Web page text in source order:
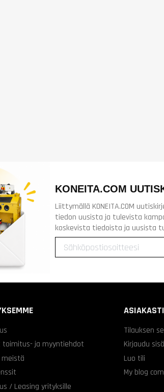
KONEITA.COM
Liittymällä KONEITA.COM
tiedon uusista ja tulevista
koskevista tiedoista ja uusista
toimitus- ja myyntiehdot
/ Leasing yrityksille
Tilauksen
Kirjaudu
Luo tili
My blog